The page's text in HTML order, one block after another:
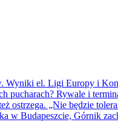
Wyniki el. Ligi Europy i
pucharach? Rywale i
ostrzega. „Nie będzie
w Budapeszcie, Górnik